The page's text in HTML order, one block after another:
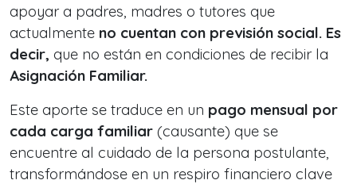
apoyar a padres, madres o tutores que
actualmente no cuentan con previsión social. Es
decir, que no están en condiciones de recibir la
Asignación Familiar.
Este aporte se traduce en un pago mensual por
cada carga familiar (causante) que se
encuentre al cuidado de la persona postulante,
transformándose en un respiro financiero clave